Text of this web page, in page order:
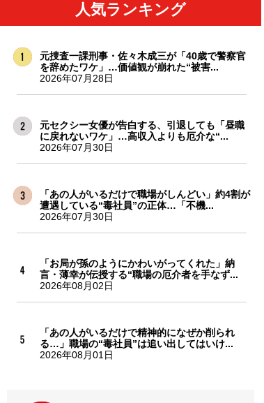
人気ランキング
元捜査一課刑事・佐々木成三が「40歳で警察官
を辞めたワケ」…価値観が崩れた“被害...
2026年07月28日
元セクシー女優が告白する、引退しても「昼職
に戻れないワケ」…高収入よりも厄介な“...
2026年07月30日
「あの人がいるだけで職場がしんどい」約4割が
遭遇している“毒社員”の正体…「不機...
2026年07月30日
「お局が孫のようにかわいがってくれた」納
言・薄幸が伝授する“職場の厄介者を手なず...
2026年08月02日
「あの人がいるだけで精神的になぜか削られ
る…」職場の“毒社員”は追い出してはいけ...
2026年08月01日